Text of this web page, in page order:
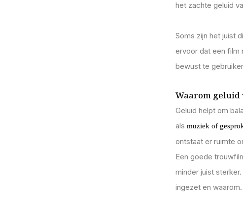
het zachte geluid
Soms zijn het juist
ervoor dat een film
bewust te
Waarom geluid
Geluid helpt om
alsmuziek of
ontstaat er ruimte
Een goede
minder juist
ingezet en waarom.